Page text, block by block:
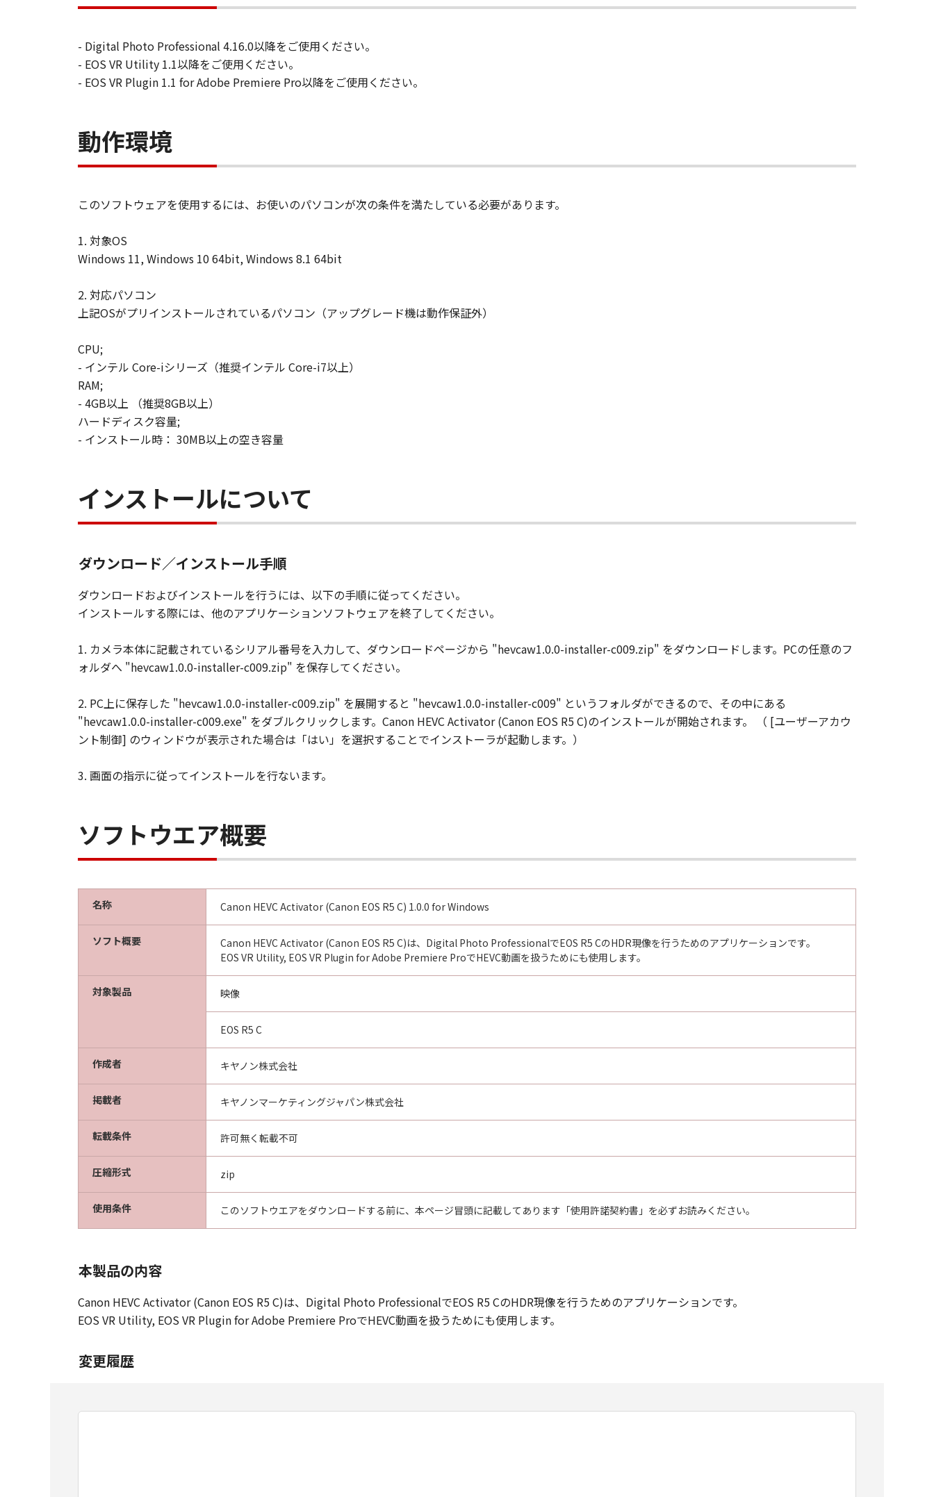
- Digital Photo Professional 4.16.0以降をご使用ください。
- EOS VR Utility 1.1以降をご使用ください。
- EOS VR Plugin 1.1 for Adobe Premiere Pro以降をご使用ください。
動作環境
このソフトウェアを使用するには、お使いのパソコンが次の条件を満たしている必要があります。
1. 対象OS
Windows 11, Windows 10 64bit, Windows 8.1 64bit
2. 対応パソコン
上記OSがプリインストールされているパソコン（アップグレード機は動作保証外）
CPU;
- インテル Core-iシリーズ（推奨インテル Core-i7以上）
RAM;
- 4GB以上 （推奨8GB以上）
ハードディスク容量;
- インストール時： 30MB以上の空き容量
インストールについて
ダウンロード／インストール手順
ダウンロードおよびインストールを行うには、以下の手順に従ってください。
インストールする際には、他のアプリケーションソフトウェアを終了してください。
1. カメラ本体に記載されているシリアル番号を入力して、ダウンロードページから "hevcaw1.0.0-installer-c009.zip" をダウンロードします。PCの任意のフ
ォルダへ "hevcaw1.0.0-installer-c009.zip" を保存してください。
2. PC上に保存した "hevcaw1.0.0-installer-c009.zip" を展開すると "hevcaw1.0.0-installer-c009" というフォルダができるので、その中にある
"hevcaw1.0.0-installer-c009.exe" をダブルクリックします。Canon HEVC Activator (Canon EOS R5 C)のインストールが開始されます。 （ [ユーザーアカウ
ント制御] のウィンドウが表示された場合は「はい」を選択することでインストーラが起動します。）
3. 画面の指示に従ってインストールを行ないます。
ソフトウエア概要
名称 Canon HEVC Activator (Canon EOS R5 C) 1.0.0 for Windows
ソフト概要
Canon HEVC Activator (Canon EOS R5 C)は、Digital Photo ProfessionalでEOS R5 CのHDR現像を行うためのアプリケーションです。
EOS VR Utility, EOS VR Plugin for Adobe Premiere ProでHEVC動画を扱うためにも使用します。
対象製品 映像
EOS R5 C
作成者 キヤノン株式会社
掲載者 キヤノンマーケティングジャパン株式会社
転載条件 許可無く転載不可
圧縮形式 zip
使用条件 このソフトウエアをダウンロードする前に、本ページ冒頭に記載してあります「使用許諾契約書」を必ずお読みください。
本製品の内容
Canon HEVC Activator (Canon EOS R5 C)は、Digital Photo ProfessionalでEOS R5 CのHDR現像を行うためのアプリケーションです。
EOS VR Utility, EOS VR Plugin for Adobe Premiere ProでHEVC動画を扱うためにも使用します。
変更履歴